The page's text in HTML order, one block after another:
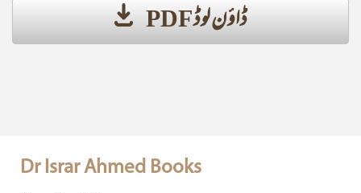
ڈاؤن لوڈ PDF
Dr Israr Ahmed Books